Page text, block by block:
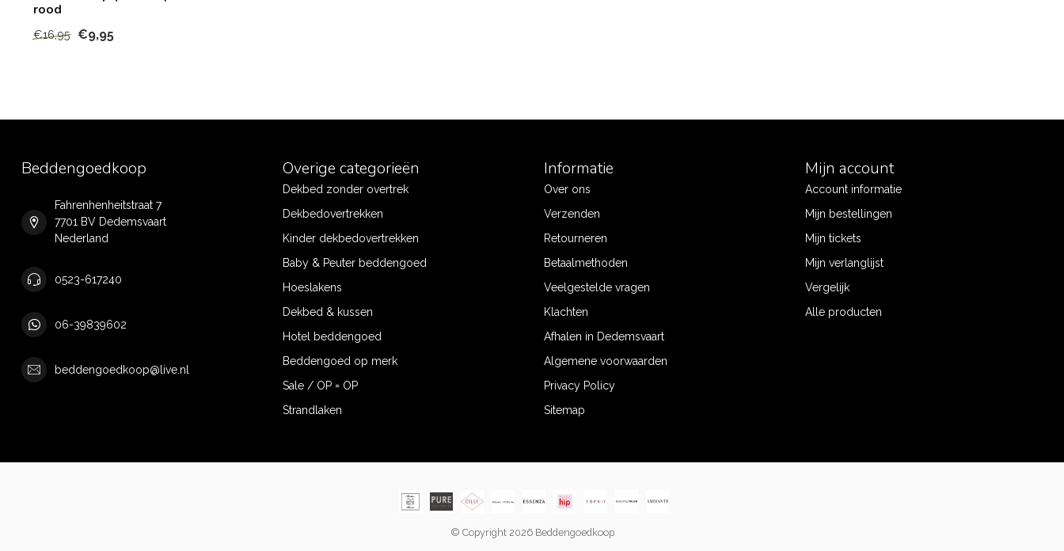
rood
€16,95 €9,95
Beddengoedkoop
Fahrenhenheitstraat 7
7701 BV Dedemsvaart
Nederland
0523-617240
06-39839602
beddengoedkoop@live.nl
Overige categorieën
Dekbed zonder overtrek
Dekbedovertrekken
Kinder dekbedovertrekken
Baby & Peuter beddengoed
Hoeslakens
Dekbed & kussen
Hotel beddengoed
Beddengoed op merk
Sale / OP = OP
Strandlaken
Informatie
Over ons
Verzenden
Retourneren
Betaalmethoden
Veelgestelde vragen
Klachten
Afhalen in Dedemsvaart
Algemene voorwaarden
Privacy Policy
Sitemap
Mijn account
Account informatie
Mijn bestellingen
Mijn tickets
Mijn verlanglijst
Vergelijk
Alle producten
© Copyright 2026 Beddengoedkoop